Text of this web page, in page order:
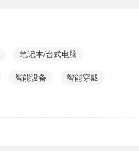
笔记本/台式电脑
智能设备 智能穿戴